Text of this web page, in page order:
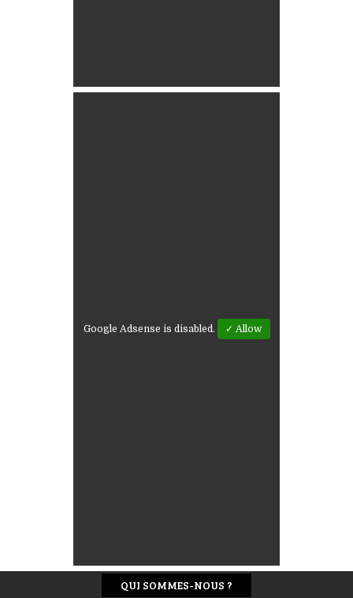
Google Adsense is disabled. ✓ Allow
QUI SOMMES-NOUS ?